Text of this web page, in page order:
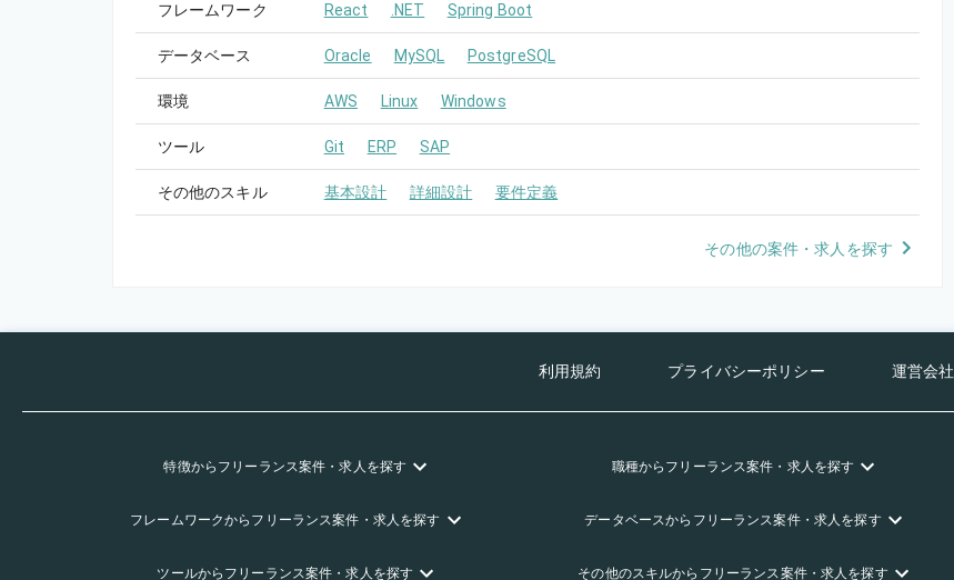
フレームワーク React .NET Spring Boot
データベース Oracle MySQL PostgreSQL
環境 AWS Linux Windows
ツール Git ERP SAP
その他のスキル 基本設計 詳細設計 要件定義
その他の案件・求人を探す
利用規約 プライバシーポリシー 運営会社
特徴からフリーランス案件・求人を探す 職種からフリーランス案件・求人を探す
フレームワークからフリーランス案件・求人を探す データベースからフリーランス案件・求人を探す
ツールからフリーランス案件・求人を探す その他のスキルからフリーランス案件・求人を探す